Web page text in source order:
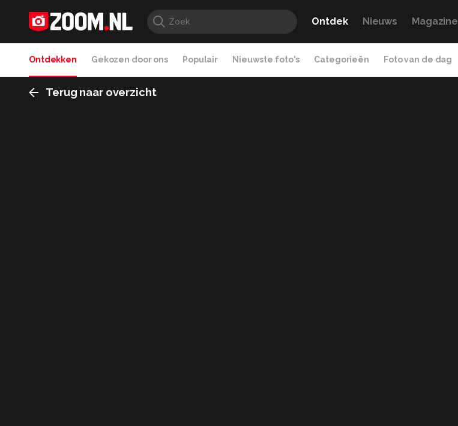
Ontdek Nieuws Magazine
Ontdekken Gekozen door ons Populair Nieuwste foto's Categorieën Foto van de dag
Terug naar overzicht